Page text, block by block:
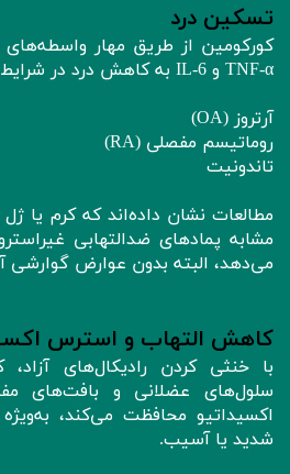
تسکین درد
TNF-α و IL-6 به کاهش درد در شرایط زیر کمک می‌کند:
آرتروز (OA)
روماتیسم مفصلی (RA)
تاندونیت
مطالعات نشان داده‌اند که کرم یا
می‌دهد، البته بدون عوارض گوارشی
کاهش التهاب و استرس
با خنثی کردن رادیکال‌های آزاد،
سلول‌های عضلانی و بافت‌های
اکسیداتیو محافظت می‌کند،
شدید یا آسیب.